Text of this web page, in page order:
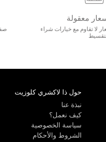
معقولة
لا تقاوم مع خيارات شراء
حول ذا لاكشري كلوزيت
نبذة عنا
كيف نعمل؟
سياسة الخصوصية
الشروط والأحكام